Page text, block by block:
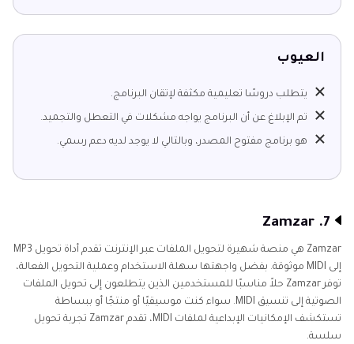
العيوب
يتطلب دروسًا تعليمية مكثفة لإتقان البرنامج.
تم الإبلاغ عن أن البرنامج يواجه مشكلات في التعطل والتجميد.
هو برنامج مفتوح المصدر، وبالتالي لا يوجد لديه دعم رسمي.
7. Zamzar
Zamzar هي منصة شهيرة لتحويل الملفات عبر الإنترنت تقدم أداة تحويل MP3
إلى MIDI موثوقة. بفضل واجهتها سهلة الاستخدام وعملية التحويل الفعالة،
توفر Zamzar حلاً مناسبًا للمستخدمين الذين يتطلعون إلى تحويل الملفات
الصوتية إلى تنسيق MIDI. سواء كنت موسيقيًا أو منتجًا أو ببساطة
تستكشف الإمكانيات الإبداعية لملفات MIDI، تقدم Zamzar تجربة تحويل
سلسة.